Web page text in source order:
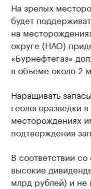
На зрелых
будет
на
округе (НАО)
«Бурнефтегаз»
в объеме около 2
Наращивать
геологоразведки
месторождениях
подтверждения
В соответствии
высокие
млрд рублей) и